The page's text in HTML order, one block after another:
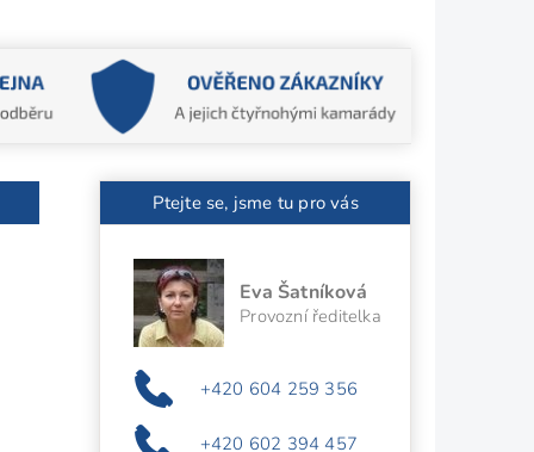
Ptejte se, jsme tu pro vás
Eva Šatníková
Provozní ředitelka
+420 604 259 356
+420 602 394 457